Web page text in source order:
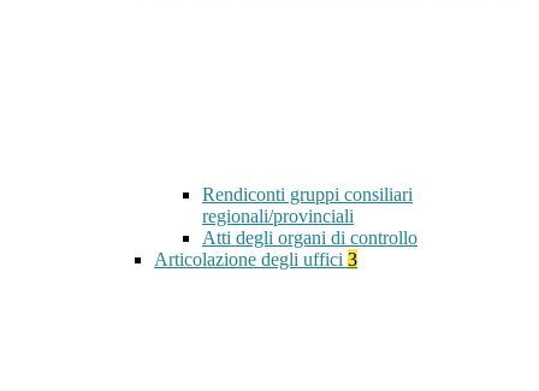
Rendiconti gruppi consiliari
regionali/provinciali
Atti degli organi di controllo
Articolazione degli uffici 3